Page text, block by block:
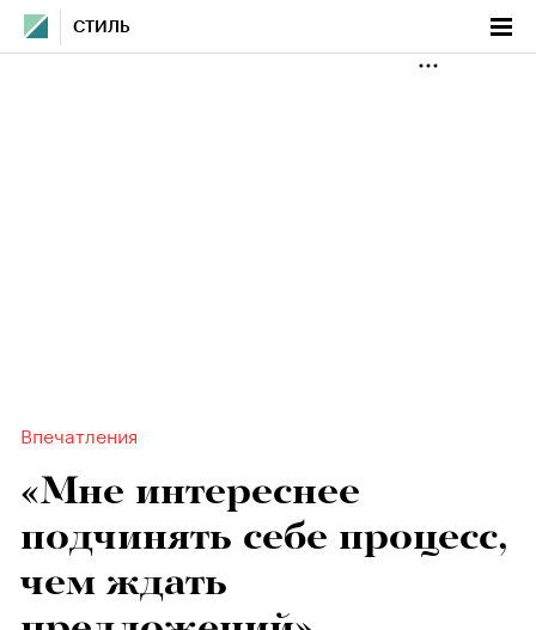
СТИЛЬ
Впечатления
«Мне интереснее
подчинять себе процесс,
чем ждать